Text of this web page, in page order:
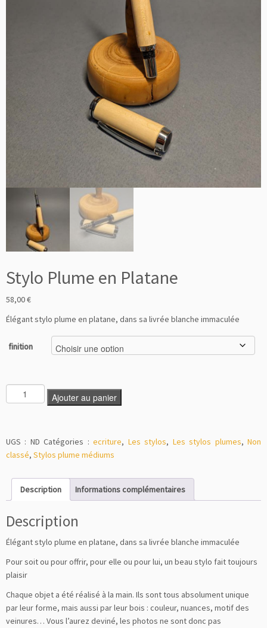
Stylo Plume en Platane
58,00€
Élégant stylo plume en platane, dans sa livrée blanche immaculée
finition
Ajouter au panier
UGS : ND Catégories :ecriture, Les stylos, Les stylos plumes,Non
classé, Stylos plume médiums
Description Informations complémentaires
Description
Élégant stylo plume en platane, dans sa livrée blanche immaculée
Pour soit ou pour offrir, pour elle ou pour lui, un beau stylo fait toujours
plaisir
Chaque objet a été réalisé à la main. Ils sont tous absolument unique
par leur forme, mais aussi par leur bois : couleur, nuances, motif des
veinures… Vous l’aurez deviné, les photos ne sont donc pas